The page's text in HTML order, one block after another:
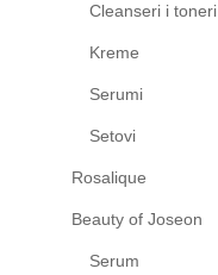
Cleanseri i toneri
Kreme
Serumi
Setovi
Rosalique
Beauty of Joseon
Serum